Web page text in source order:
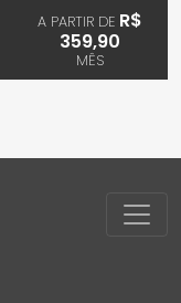
A PARTIR DE R$
359,90
MÊS